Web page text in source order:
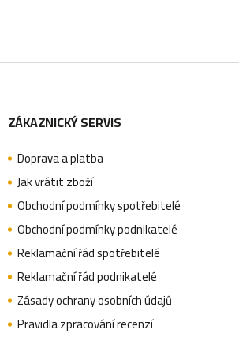
á
p
a
t
ZÁKAZNICKÝ SERVIS
Doprava a platba
Jak vrátit zboží
Obchodní podmínky spotřebitelé
Obchodní podmínky podnikatelé
Reklamační řád spotřebitelé
Reklamační řád podnikatelé
Zásady ochrany osobních údajů
Pravidla zpracování recenzí